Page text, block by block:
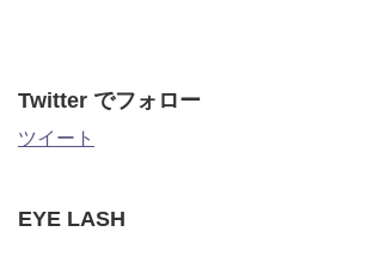
Twitter でフォロー
ツイート
EYE LASH